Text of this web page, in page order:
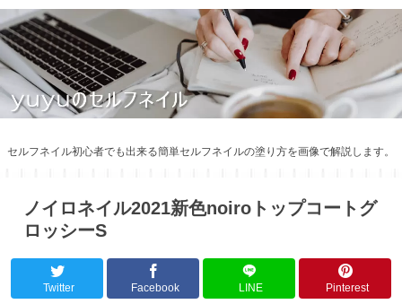
セルフネイル初心者でも出来る簡単セルフネイルの塗り方を画像で解説します。
ノイロネイル2021新色noiroトップコートグ
ロッシーS
Twitter Facebook LINE Pinterest